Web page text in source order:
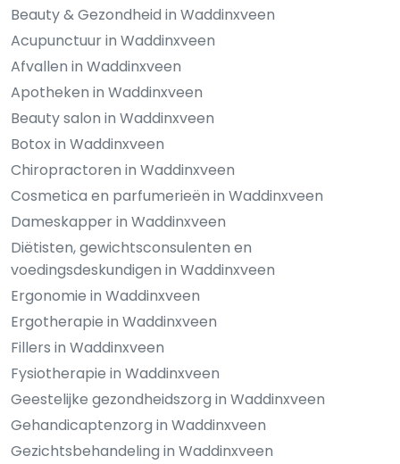
Beauty & Gezondheid in Waddinxveen
Acupunctuur in Waddinxveen
Afvallen in Waddinxveen
Apotheken in Waddinxveen
Beauty salon in Waddinxveen
Botox in Waddinxveen
Chiropractoren in Waddinxveen
Cosmetica en parfumerieën in Waddinxveen
Dameskapper in Waddinxveen
Diëtisten, gewichtsconsulenten en
voedingsdeskundigen in Waddinxveen
Ergonomie in Waddinxveen
Ergotherapie in Waddinxveen
Fillers in Waddinxveen
Fysiotherapie in Waddinxveen
Geestelijke gezondheidszorg in Waddinxveen
Gehandicaptenzorg in Waddinxveen
Gezichtsbehandeling in Waddinxveen